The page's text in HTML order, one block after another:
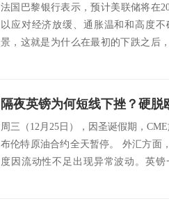
法国巴黎银行表示，预计美联储将在
以应对经济放缓、通胀温和和高度
景，这就是为什么在最初的下跌之后
周三（12月25日），因圣诞假期，
布伦特原油合约全天暂停。 外汇方面
度因流动性不足出现异常波动。英镑